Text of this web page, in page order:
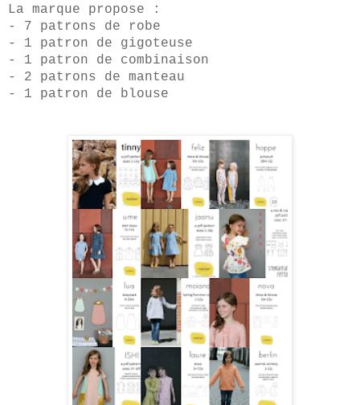
La marque propose :
- 7 patrons de robe
- 1 patron de gigoteuse
- 1 patron de combinaison
- 2 patrons de manteau
- 1 patron de blouse